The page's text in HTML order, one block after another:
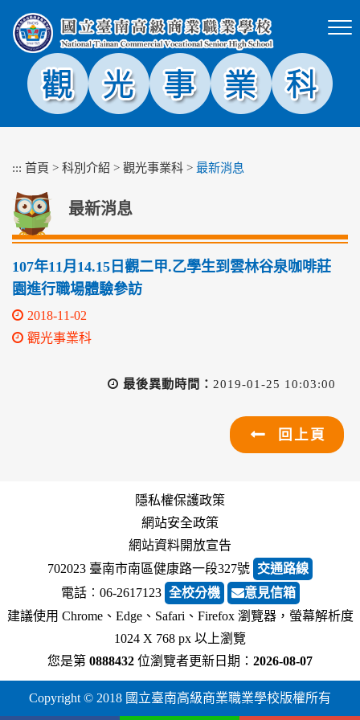
塊
::: 首頁 > 科別介紹 > 觀光事業科 > 最新消息
最新消息
107年11月14.15日觀二甲.乙學生到雲林谷泉咖啡莊
園進行職場體驗參訪
2018-11-02
觀光事業科
最後異動時間： 2019-01-25 10:03:00
回上頁
隱私權保護政策
網站安全政策
網站資料開放宣告
702023 臺南市南區健康路一段327號 交通路線
電話︰06-2617123 全校分機
意見信箱
建議使用 Chrome、Edge、Safari、Firefox 瀏覽器，螢幕解析度
1024 X 768 px 以上瀏覽
您是第 0888432 位瀏覽者更新日期： 2026-08-07
Copyright © 2018 國立臺南高級商業職業學校版權所有